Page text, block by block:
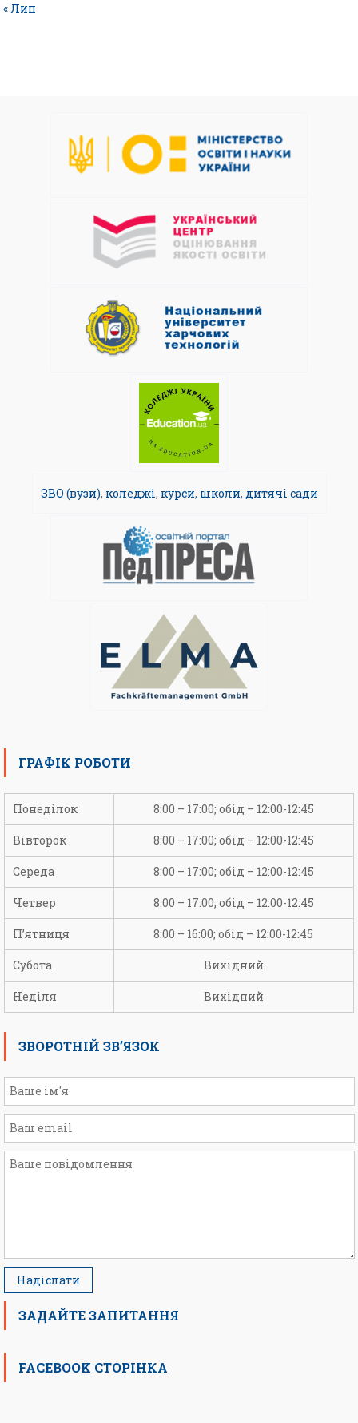
« Лип
ЗВО (вузи), коледжі, курси, школи, дитячі сади
ГРАФІК РОБОТИ
Понеділок 8:00 – 17:00; обід – 12:00-12:45
Вівторок 8:00 – 17:00; обід – 12:00-12:45
Середа 8:00 – 17:00; обід – 12:00-12:45
Четвер 8:00 – 17:00; обід – 12:00-12:45
П’ятниця 8:00 – 16:00; обід – 12:00-12:45
Субота Вихідний
Неділя Вихідний
ЗВОРОТНІЙ ЗВ’ЯЗОК
ЗАДАЙТЕ ЗАПИТАННЯ
FACEBOOK СТОРІНКА